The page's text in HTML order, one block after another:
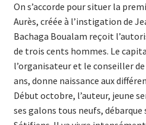
On s’accorde pour situer la
Aurès, créée à l’instigation de
Bachaga Boualam reçoit
de trois cents hommes. Le
l’organisateur et le conseiller
ans, donne naissance aux
Début octobre, l’auteur, jeune
ses galons tous neufs,